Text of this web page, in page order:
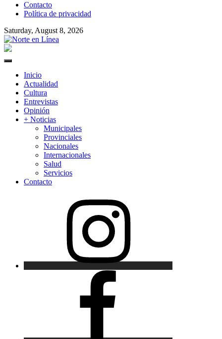
contentContacto
Política de privacidad
Saturday, August 8, 2026
Primary
Inicio
Actualidad
Cultura
Entrevistas
Opinión
+ Noticias
Municipales
Provinciales
Nacionales
Internacionales
Salud
Servicios
Contacto